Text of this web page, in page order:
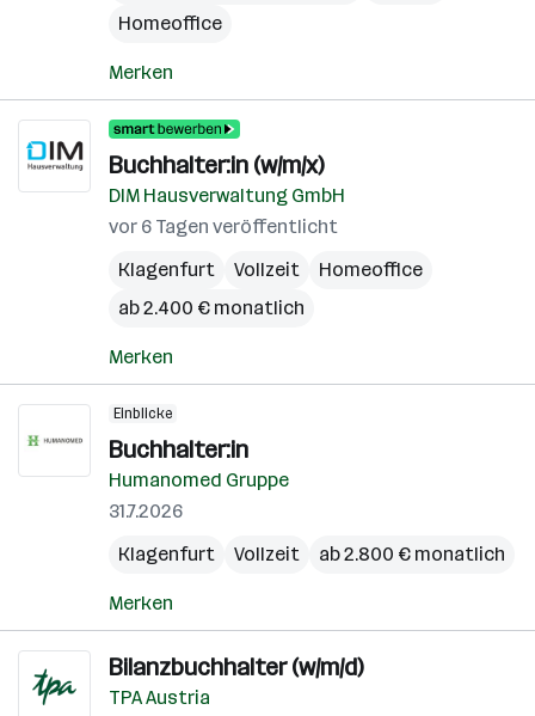
Homeoffice
Merken
Buchhalter:in (w/m/x)
DIM Hausverwaltung GmbH
vor 6 Tagen veröffentlicht
Klagenfurt
Vollzeit
Homeoffice
ab 2.400 € monatlich
Merken
Einblicke
Buchhalter:in
Humanomed Gruppe
31.7.2026
Klagenfurt
Vollzeit ab 2.800 € monatlich
Merken
Bilanzbuchhalter (w/m/d)
TPA Austria